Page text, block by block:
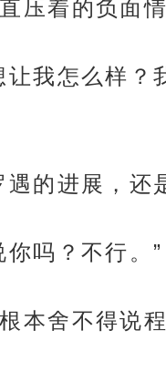
压着的负面
我怎么样？
的进展，还
吗？不行。”
本舍不得说